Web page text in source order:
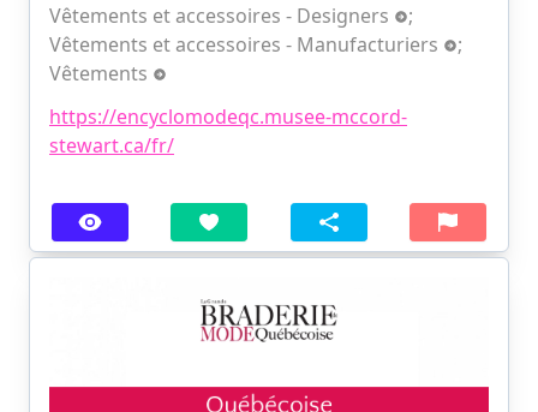
Vêtements et accessoires - Designers
;
Vêtements et accessoires - Manufacturiers
;
Vêtements
https://encyclomodeqc.musee-mccord-
stewart.ca/fr/